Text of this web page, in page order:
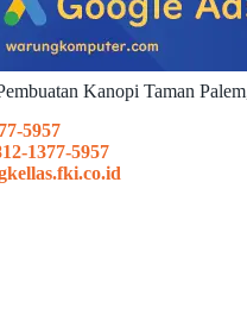
Kanopi Taman
5957
1377-5957